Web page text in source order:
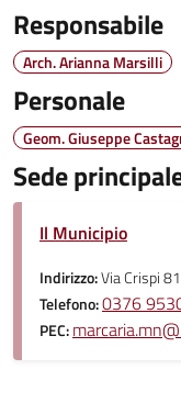
Responsabile
Arch. Arianna Marsilli
Personale
Geom. Giuseppe
Sede
Il Municipio
Indirizzo:Via Crispi 81
Telefono:0376
PEC: